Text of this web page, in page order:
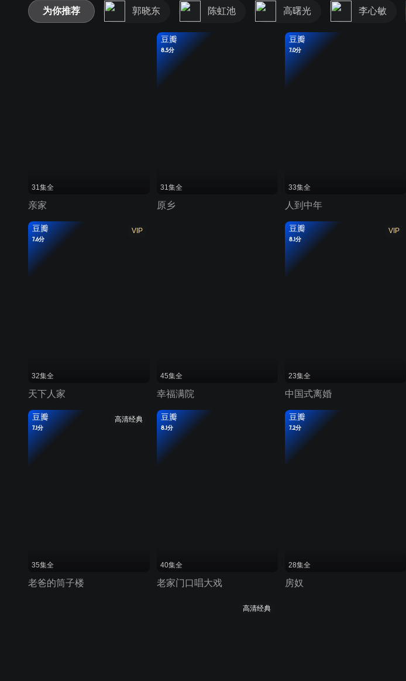
为你推荐 郭晓东 陈虹池 高曙光 李心敏
31集全
亲家
豆瓣
8.5分
31集全
原乡
豆瓣
7.0分
33集全
人到中年
VIP
豆瓣
7.6分
32集全
天下人家
45集全
幸福满院
VIP
豆瓣
8.1分
23集全
中国式离婚
高清经典
豆瓣
7.1分
35集全
老爸的筒子楼
豆瓣
8.1分
40集全
老家门口唱大戏
豆瓣
7.2分
28集全
房奴
高清经典